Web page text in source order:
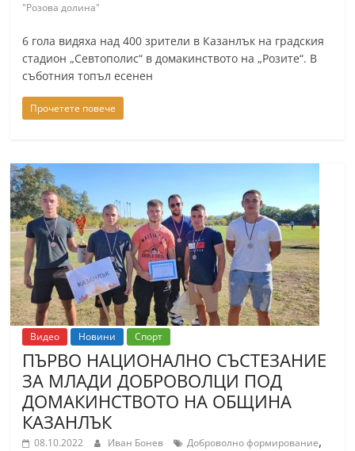
"Розова долина"
6 гола видяха над 400 зрители в Казанлък на градския
стадион „Севтополис“ в домакинството на „Розите“. В
съботния топъл есенен
Прочетете повече
Видео Новини Спорт
ПЪРВО НАЦИОНАЛНО СЪСТЕЗАНИЕ
ЗА МЛАДИ ДОБРОВОЛЦИ ПОД
ДОМАКИНСТВОТО НА ОБЩИНА
КАЗАНЛЪК
08.10.2022 Иван Бонев Доброволно формирование,